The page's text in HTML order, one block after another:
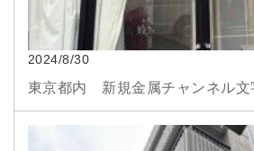
2024/8/30
東京都内 新規金属チャンネル